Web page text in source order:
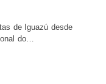
de Iguazú desde
do…